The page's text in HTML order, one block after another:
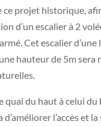
ce projet historique,
d’un escalier à 2
Cet escalier d’une
hauteur de 5m sera
quai du haut à celui du
l’accès et